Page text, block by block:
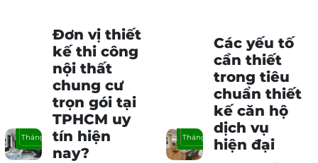
Tháng 02
Đơn vị thiết
kế thi công
nội thất
chung cư
trọn gói tại
TPHCM uy
tín hiện
nay?
Tháng 03
Các yếu tố
cần thiết
trong tiêu
chuẩn thiết
kế căn hộ
dịch vụ
hiện đại